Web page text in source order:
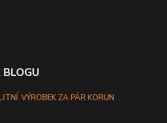
BLOGU
VÝROBEK ZA PÁR KORUN